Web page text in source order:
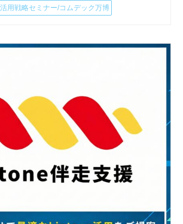
用戦略セミナー/コムデック万博